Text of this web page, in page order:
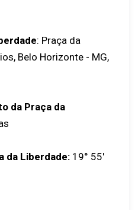
: Praça da
Belo Horizonte - MG,
da Praça da
da Liberdade: 19° 55'